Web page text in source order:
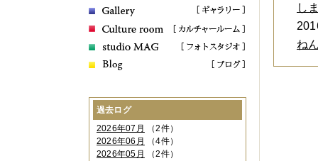
し
ね
過去ログ
2026年07月
（2件）
2026年06月
（4件）
2026年05月
（2件）